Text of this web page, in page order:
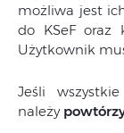
możliwa jest
do KSeF oraz
Użytkownik
Jeśli
należy